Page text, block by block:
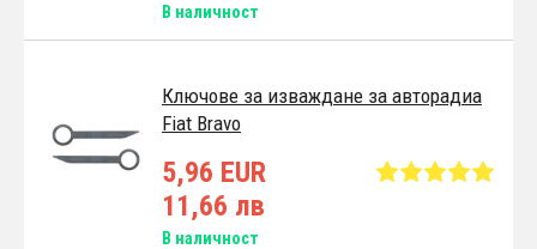
В наличност
Ключове за изваждане за авторадиа
Fiat Bravo
5,96 EUR
11,66 лв
В наличност